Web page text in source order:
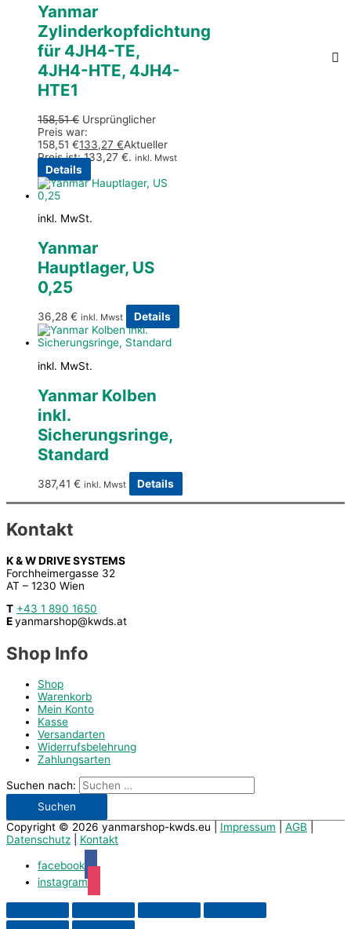
Yanmar
Zylinderkopfdichtung
für 4JH4-TE,
4JH4-HTE, 4JH4-
HTE1
158,51€ Ursprünglicher
Preis war:
158,51 €133,27 €Aktueller
Preis ist: 133,27 €. inkl. Mwst
Details
inkl. MwSt.
Yanmar
Hauptlager, US
0,25
36,28 € inkl. Mwst Details
inkl. MwSt.
Yanmar Kolben
inkl.
Sicherungsringe,
Standard
387,41 € inkl. Mwst Details
Kontakt
K & W DRIVE SYSTEMS
Forchheimergasse 32
AT – 1230 Wien
T +43 1 890 1650
Eyanmarshop@kwds.at
Shop Info
Shop
Warenkorb
Mein Konto
Kasse
Versandarten
Widerrufsbelehrung
Zahlungsarten
Suchen nach:
Copyright © 2026 yanmarshop-kwds.eu Impressum AGB
Datenschutz
Kontakt
facebook
instagram